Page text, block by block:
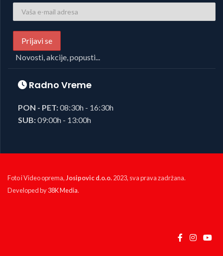
Novosti, akcije, popusti...
Radno Vreme
PON - PET:08:30h - 16:30h
SUB:09:00h - 13:00h
Foto i Video oprema,Josipovic d.o.o.2023, sva prava zadržana.
Developed by38K Media.